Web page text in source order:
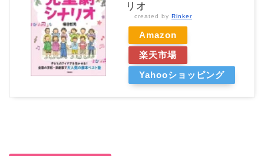
リオ
created by Rinker
Amazon
楽天市場
Yahooショッピング